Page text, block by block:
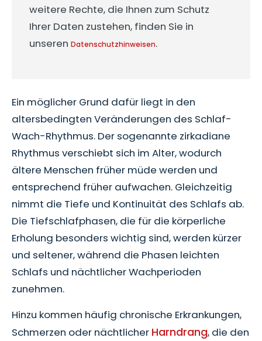
weitere Rechte, die Ihnen zum Schutz
Ihrer Daten zustehen, finden Sie in
unseren Datenschutzhinweisen.
Ein möglicher Grund dafür liegt in den
altersbedingten Veränderungen des Schlaf-
Wach-Rhythmus. Der sogenannte zirkadiane
Rhythmus verschiebt sich im Alter, wodurch
ältere Menschen früher müde werden und
entsprechend früher aufwachen. Gleichzeitig
nimmt die Tiefe und Kontinuität des Schlafs ab.
Die Tiefschlafphasen, die für die körperliche
Erholung besonders wichtig sind, werden kürzer
und seltener, während die Phasen leichten
Schlafs und nächtlicher Wachperioden
zunehmen.
Hinzu kommen häufig chronische Erkrankungen,
Schmerzen oder nächtlicher Harndrang, die den